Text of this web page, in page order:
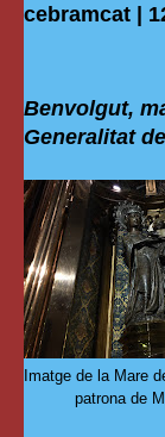
cebramcat |
Benvolgut,
Generalitat
Imatge de la Mare
patrona de